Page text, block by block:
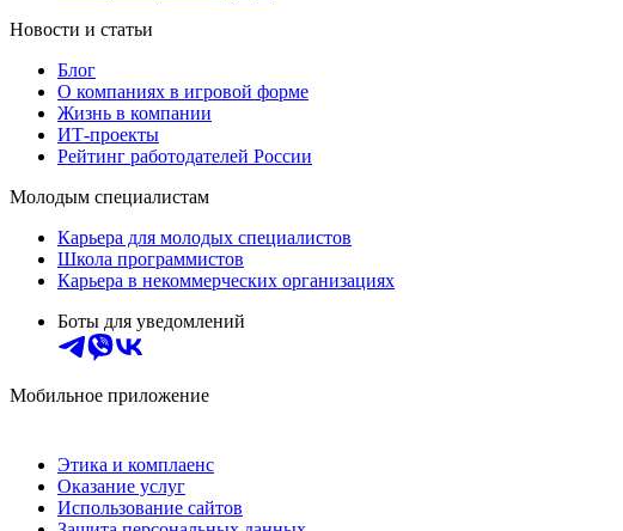
Новости и статьи
Блог
О компаниях в игровой форме
Жизнь в компании
ИТ-проекты
Рейтинг работодателей России
Молодым специалистам
Карьера для молодых специалистов
Школа программистов
Карьера в некоммерческих организациях
Боты для уведомлений
Мобильное приложение
Этика и комплаенс
Оказание услуг
Использование сайтов